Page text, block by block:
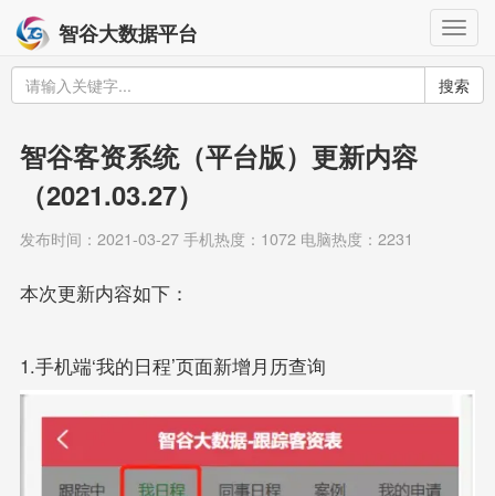
智谷大数据平台
搜索
智谷客资系统（平台版）更新内容
（2021.03.27）
发布时间：2021-03-27 手机热度：1072 电脑热度：2231
本次更新内容如下：
1.手机端‘我的日程’页面新增月历查询